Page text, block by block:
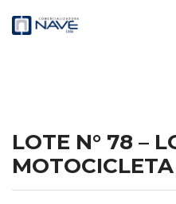
LOTE N° 78 –